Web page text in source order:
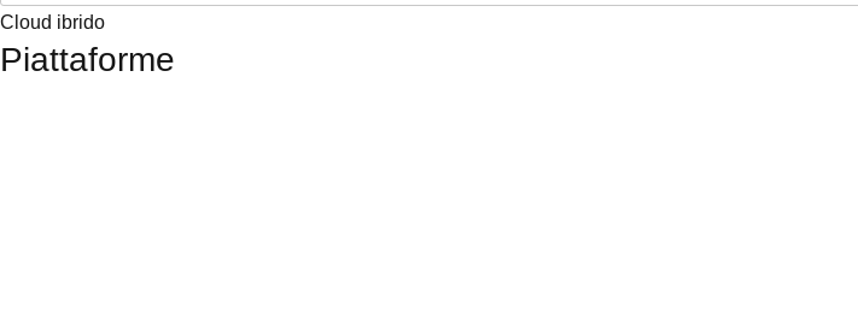
Cloud ibrido
Piattaforme